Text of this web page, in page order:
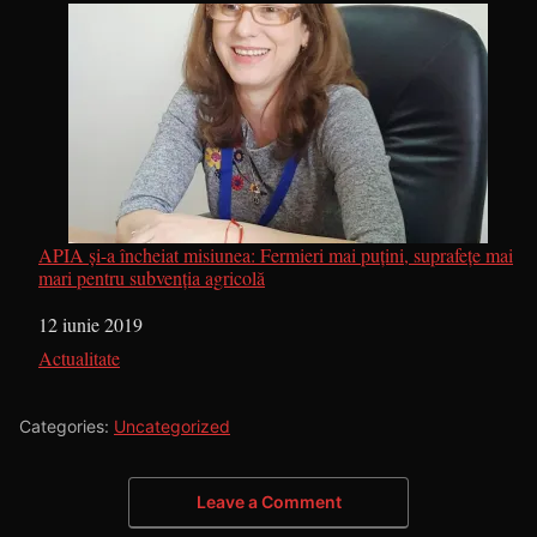
APIA și-a încheiat misiunea: Fermieri mai puțini, suprafețe mai
mari pentru subvenția agricolă
Dată
12 iunie 2019
În legătură cu
Actualitate
Categories: Uncategorized
Leave a Comment